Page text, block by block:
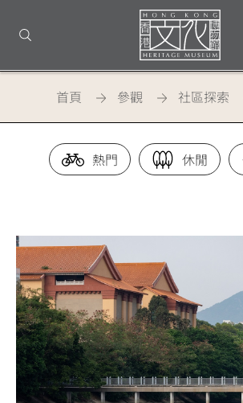
部
打開搜尋
首
頁
首頁 參觀 社區探索
熱門 休閒